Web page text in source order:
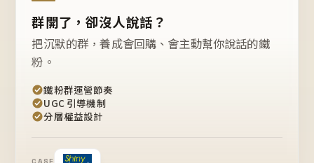
群開了，卻沒人說話？
把沉默的群，養成會回購、會主動幫你說話的鐵
粉。
鐵粉群運營節奏
UGC 引導機制
分層權益設計